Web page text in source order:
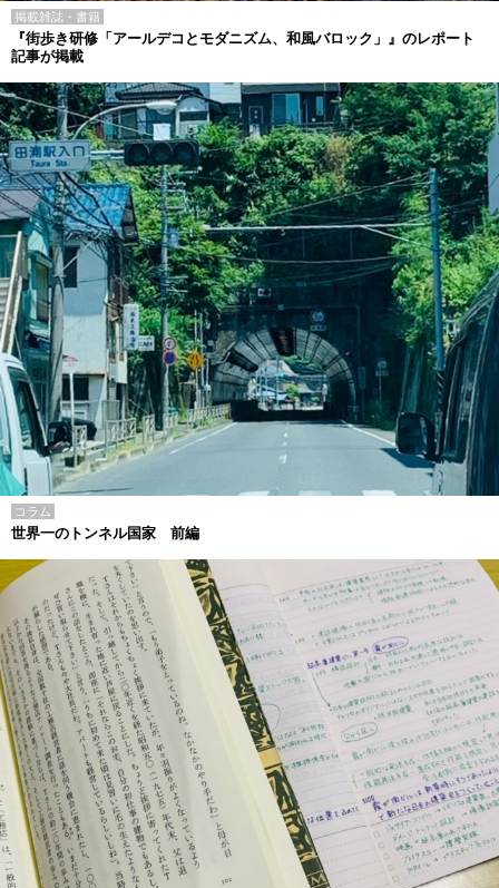
掲載雑誌・書籍
『街歩き研修「アールデコとモダニズム、和風バロック」』のレポート
記事が掲載
コラム
世界一のトンネル国家 前編